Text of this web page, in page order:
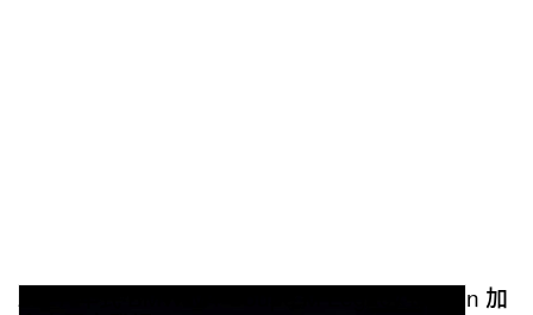
2027 年式 BMW M4 Coupe M Legacy Edition 加